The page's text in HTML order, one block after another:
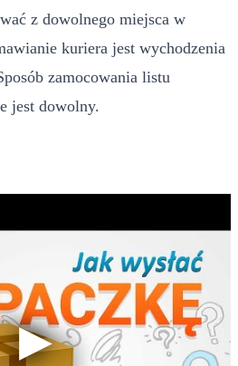
z dowolnego miejsca w
kuriera jest wychodzenia
zamocowania listu
jest dowolny.